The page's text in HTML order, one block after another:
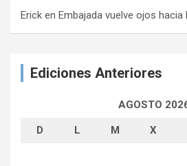
Erick en Embajada vuelve ojos
Ediciones Anteriores
AGOSTO
D L M X